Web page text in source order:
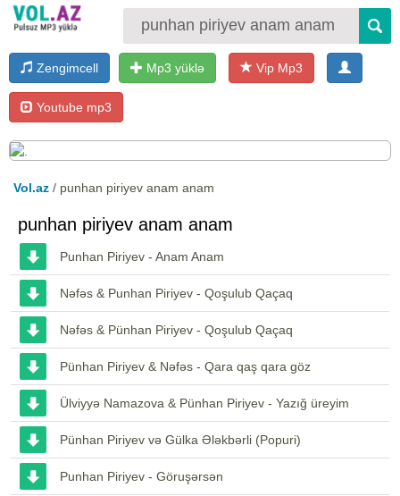
Zengimcell Mp3 yüklə Vip Mp3
Youtube mp3
Vol.az / punhan piriyev anam anam
punhan piriyev anam anam
Punhan Piriyev - Anam Anam
Nəfəs & Punhan Piriyev - Qoşulub Qaçaq
Nəfəs & Pünhan Piriyev - Qoşulub Qaçaq
Pünhan Piriyev & Nəfəs - Qara qaş qara göz
Ülviyyə Namazova & Pünhan Piriyev - Yazığ üreyim
Pünhan Piriyev və Gülka Ələkbərli (Popuri)
Punhan Piriyev - Göruşərsən